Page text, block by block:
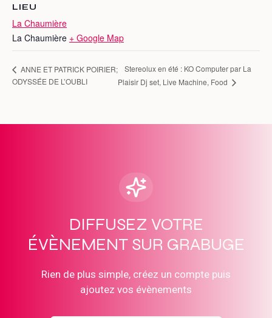
LIEU
La Chaumière
La Chaumière + Google Map
ANNE ET PATRICK POIRIER;
ODYSSÉE DE L’OUBLI
Stereolux en été : KO Computer par La
Plaisir Dj set, Live Machine, Food
DIFFUSEZ VOTRE
ÉVÈNEMENT SUR GRABUGE
Rien de plus simple, créez un compte puis
ajoutez vos évènements